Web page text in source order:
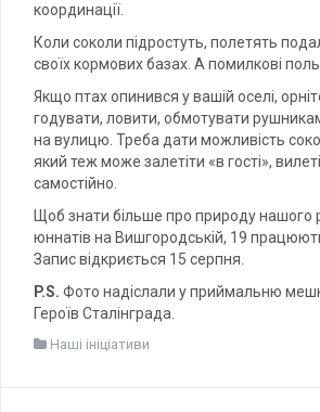
координації.
Коли соколи підростуть, полетять
своїх кормових базах. А помилкові
Якщо птах опинився у вашій оселі,
годувати, ловити, обмотувати
на вулицю. Треба дати можливість
який теж може залетіти «в гості»,
самостійно.
Щоб знати більше про природу нашого
юннатів на Вишгородській, 19
Запис відкриється 15 серпня.
P.S. Фото надіслали у приймальню
Героїв Сталінграда.
Наші ініціативи